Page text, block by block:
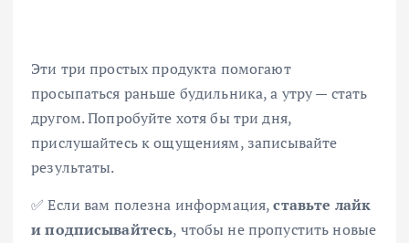
Эти три простых продукта помогают
просыпаться раньше будильника, а утру — стать
другом. Попробуйте хотя бы три дня,
прислушайтесь к ощущениям, записывайте
результаты.
✅ Если вам полезна информация,ставьте лайк
и подписывайтесь, чтобы не пропустить новые